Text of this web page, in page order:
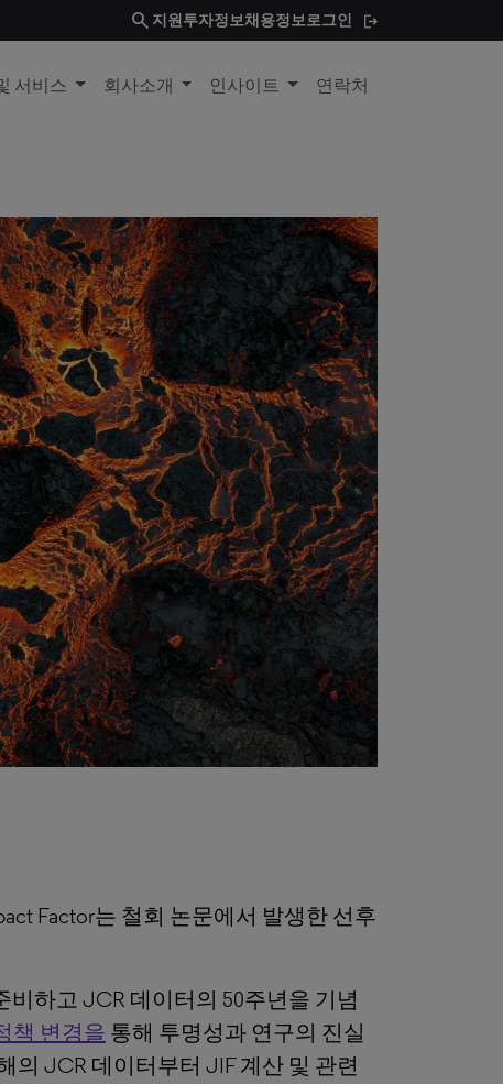
search 지원투자정보채용정보로그인
서비스 회사소개 인사이트 연락처
Factor는 철회 논문에서 발생한 선후
비하고 JCR 데이터의 50주년을 기념
책 변경을 통해 투명성과 연구의 진실
의 JCR 데이터부터 JIF 계산 및 관련